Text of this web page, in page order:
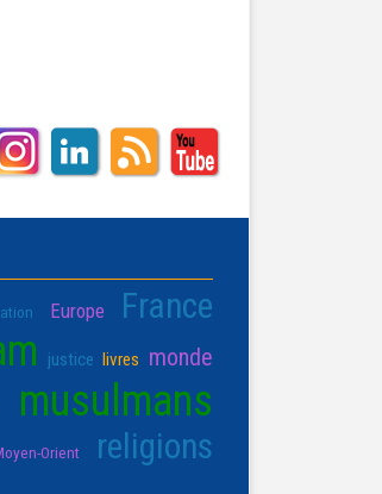
Europe France
justice livres monde
musulmans
Orient religions